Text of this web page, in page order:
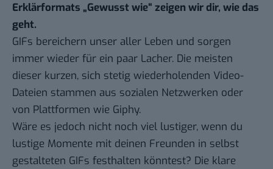
Erklärformats „Gewusst wie“ zeigen wir dir, wie das
geht.
GIFs bereichern unser aller Leben und sorgen
immer wieder für ein paar Lacher. Die meisten
dieser kurzen, sich stetig wiederholenden Video-
Dateien stammen aus sozialen Netzwerken oder
von Plattformen wie Giphy.
Wäre es jedoch nicht noch viel lustiger, wenn du
lustige Momente mit deinen Freunden in selbst
gestalteten GIFs festhalten könntest? Die klare